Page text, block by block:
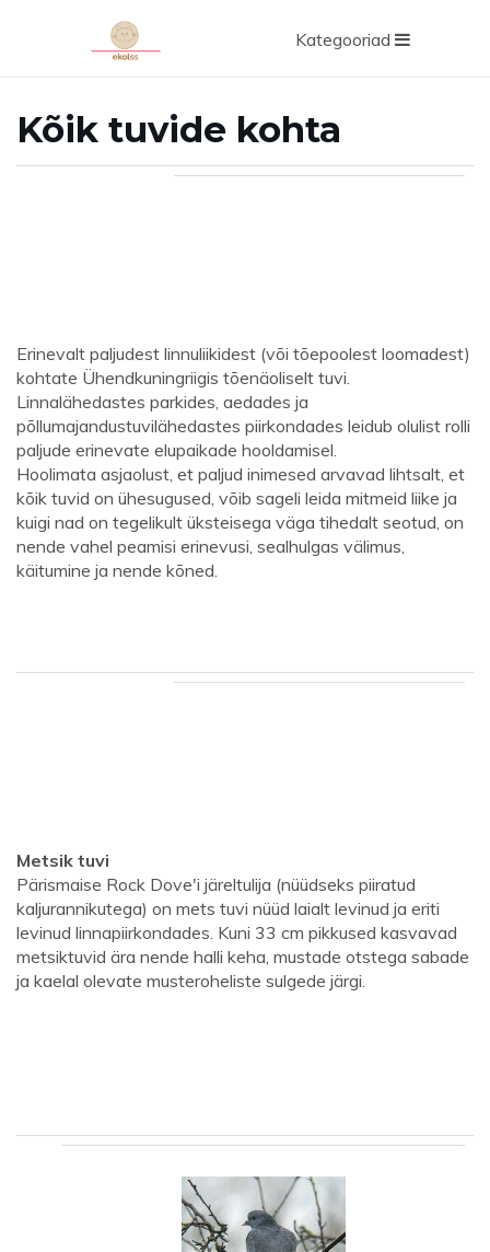
Kategooriad
Kõik tuvide kohta
Erinevalt paljudest linnuliikidest (või tõepoolest loomadest)
kohtate Ühendkuningriigis tõenäoliselt tuvi.
Linnalähedastes parkides, aedades ja
põllumajandustuvilähedastes piirkondades leidub olulist rolli
paljude erinevate elupaikade hooldamisel.
Hoolimata asjaolust, et paljud inimesed arvavad lihtsalt, et
kõik tuvid on ühesugused, võib sageli leida mitmeid liike ja
kuigi nad on tegelikult üksteisega väga tihedalt seotud, on
nende vahel peamisi erinevusi, sealhulgas välimus,
käitumine ja nende kõned.
Metsik tuvi
Pärismaise Rock Dove'i järeltulija (nüüdseks piiratud
kaljurannikutega) on mets tuvi nüüd laialt levinud ja eriti
levinud linnapiirkondades. Kuni 33 cm pikkused kasvavad
metsiktuvid ära nende halli keha, mustade otstega sabade
ja kaelal olevate musteroheliste sulgede järgi.